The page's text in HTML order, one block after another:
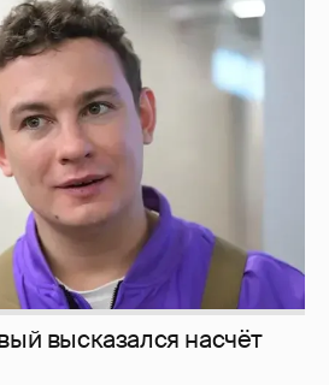
высказался насчёт